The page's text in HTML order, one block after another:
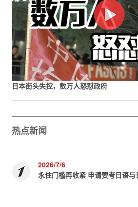
日本街头失控，数万人怒怼政府
热点新闻
2026/7/6
永住门槛再收紧 申请要考日语与